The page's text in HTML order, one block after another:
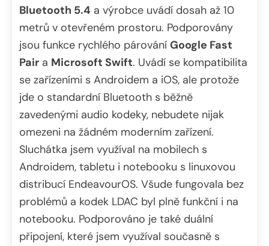
Bluetooth 5.4 a výrobce uvádí dosah až 10
metrů v otevřeném prostoru. Podporovány
jsou funkce rychlého párování Google Fast
Pair a Microsoft Swift. Uvádí se kompatibilita
se zařízeními s Androidem a iOS, ale protože
jde o standardní Bluetooth s běžně
zavedenými audio kodeky, nebudete nijak
omezeni na žádném moderním zařízení.
Sluchátka jsem využíval na mobilech s
Androidem, tabletu i notebooku s linuxovou
distribucí EndeavourOS. Všude fungovala bez
problémů a kodek LDAC byl plně funkční i na
notebooku. Podporováno je také duální
připojení, které jsem využíval současně s